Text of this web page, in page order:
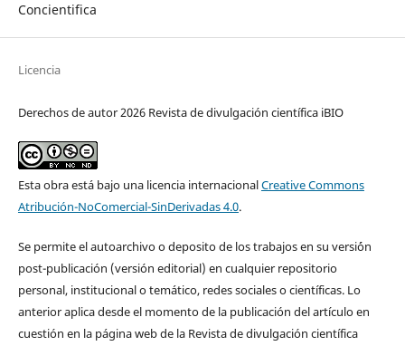
Concientifica
Licencia
Derechos de autor 2026 Revista de divulgación científica iBIO
Esta obra está bajo una licencia internacionalCreative Commons
Atribución-NoComercial-SinDerivadas 4.0.
Se permite el autoarchivo o deposito de los trabajos en su versi´ón
post-publicación (versión editorial) en cualquier repositorio
personal, institucional o temático, redes sociales o científicas. Lo
anterior aplica desde el momento de la publicación del artículo en
cuestión en la página web de la Revista de divulgación científica